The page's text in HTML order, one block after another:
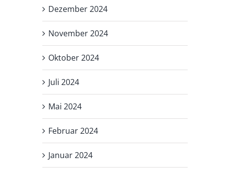
Dezember 2024
November 2024
Oktober 2024
Juli 2024
Mai 2024
Februar 2024
Januar 2024